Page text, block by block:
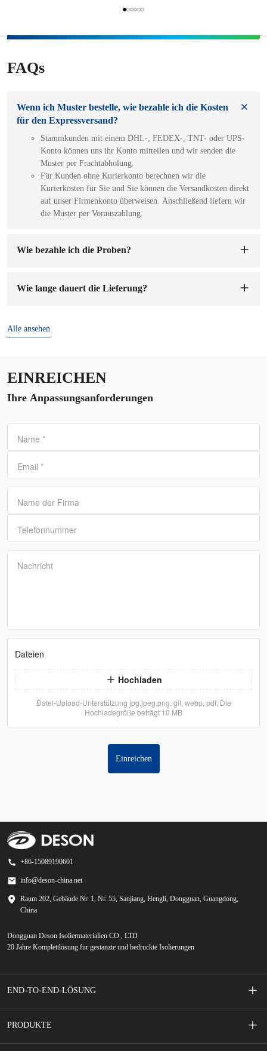
FAQs
Wenn ich Muster bestelle, wie bezahle ich die Kosten
für den Expressversand?
Stammkunden mit einem DHL-, FEDEX-, TNT- oder UPS-
Konto können uns ihr Konto mitteilen und wir senden die
Muster per Frachtabholung.
Für Kunden ohne Kurierkonto berechnen wir die
Kurierkosten für Sie und Sie können die Versandkosten direkt
auf unser Firmenkonto überweisen. Anschließend liefern wir
die Muster per Vorauszahlung.
Wie bezahle ich die Proben?
anfertigen. Die Probenvorbereitung dauert 1-7 Werktage.
Wie lange dauert die Lieferung?
Alle ansehen
EINREICHEN
Ihre Anpassungsanforderungen
Name *
Email *
Name der Firma
Telefonnummer
Nachricht
Dateien
Hochladen
Datei-Upload-Unterstützung jpg,jpeg,png, gif, webp, pdf; Die
Hochladegröße beträgt 10 MB
Einreichen
+86-15089190601
info@deson-china.net
Raum 202, Gebäude Nr. 1, Nr. 55, Sanjiang, Hengli, Dongguan, Guangdong,
China
Dongguan Deson Isoliermaterialien CO., LTD
20 Jahre Komplettlösung für gestanzte und bedruckte Isolierungen
END-TO-END-LÖSUNG
Siebgedruckte Membranschalter
PRODUKTE